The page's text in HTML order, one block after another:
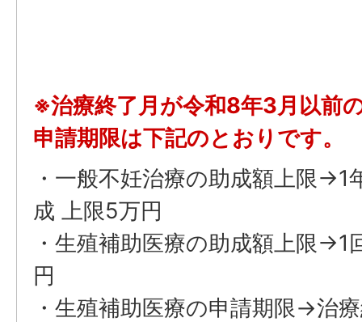
※治療終了月が令和8年3月以前
申請期限は下記のとおりです。
・一般不妊治療の助成額上限→1
成 上限5万円
・生殖補助医療の助成額上限→1
円
・生殖補助医療の申請期限→治